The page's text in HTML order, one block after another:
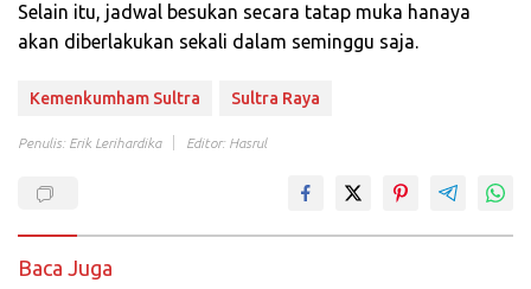
Selain itu, jadwal besukan secara tatap muka hanaya
akan diberlakukan sekali dalam seminggu saja.
Kemenkumham Sultra Sultra Raya
Penulis: Erik Lerihardika Editor: Hasrul
Baca Juga